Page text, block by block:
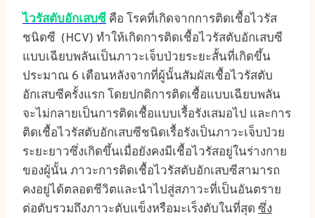
ไวรัสตับอักเสบซี คือ โรคที่เกิดจากการติดเชื้อไวรัส
ชนิดซี (HCV) ทำให้เกิดการติดเชื้อไวรัสตับอักเสบซี
แบบเฉียบพลันเป็นภาวะเจ็บป่วยระยะสั้นที่เกิดขึ้น
ประมาณ 6 เดือนหลังจากที่ผู้นั้นสัมผัสเชื้อไวรัสตับ
อักเสบซีครั้งแรก โดยปกติการติดเชื้อแบบเฉียบพลัน
จะไม่กลายเป็นการติดเชื้อแบบเรื้อรังเสมอไป และการ
ติดเชื้อไวรัสตับอักเสบซีชนิดเรื้อรังเป็นภาวะเจ็บป่วย
ระยะยาวซึ่งเกิดขึ้นเมื่อยังคงมีเชื้อไวรัสอยู่ในร่างกาย
ของผู้นั้น ภาวะการติดเชื้อไวรัสตับอักเสบซีสามารถ
คงอยู่ได้ตลอดชีวิตและนำไปสู่สภาวะที่เป็นอันตราย
ต่อตับรวมถึงภาวะตับแข็งหรือมะเร็งตับในที่สุด ซึ่ง